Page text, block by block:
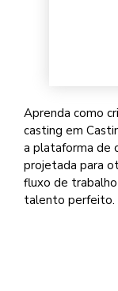
Aprenda como
casting em
a plataforma de
projetada para
fluxo de
talento perfeito.